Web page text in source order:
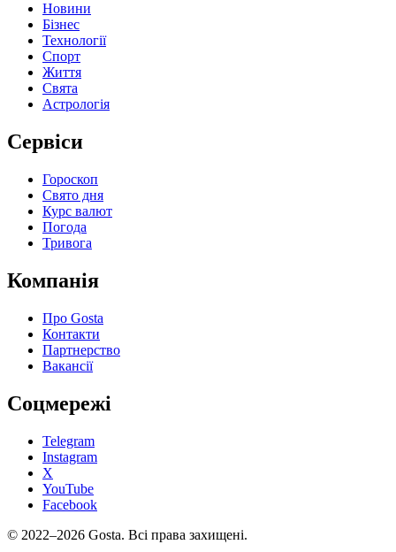
Новини
Бізнес
Технології
Спорт
Життя
Свята
Астрологія
Сервіси
Гороскоп
Свято дня
Курс валют
Погода
Тривога
Компанія
Про Gosta
Контакти
Партнерство
Вакансії
Соцмережі
Telegram
Instagram
X
YouTube
Facebook
© 2022–2026 Gosta. Всі права захищені.